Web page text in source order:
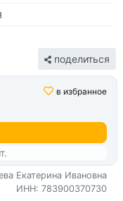
поделиться
в избранное
Екатерина Ивановна
ИНН: 783900370730